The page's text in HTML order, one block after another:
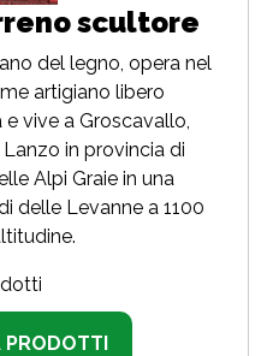
scultore
del legno, opera nel
artigiano libero
vive a Groscavallo,
Lanzo in provincia di
Alpi Graie in una
delle Levanne a 1100